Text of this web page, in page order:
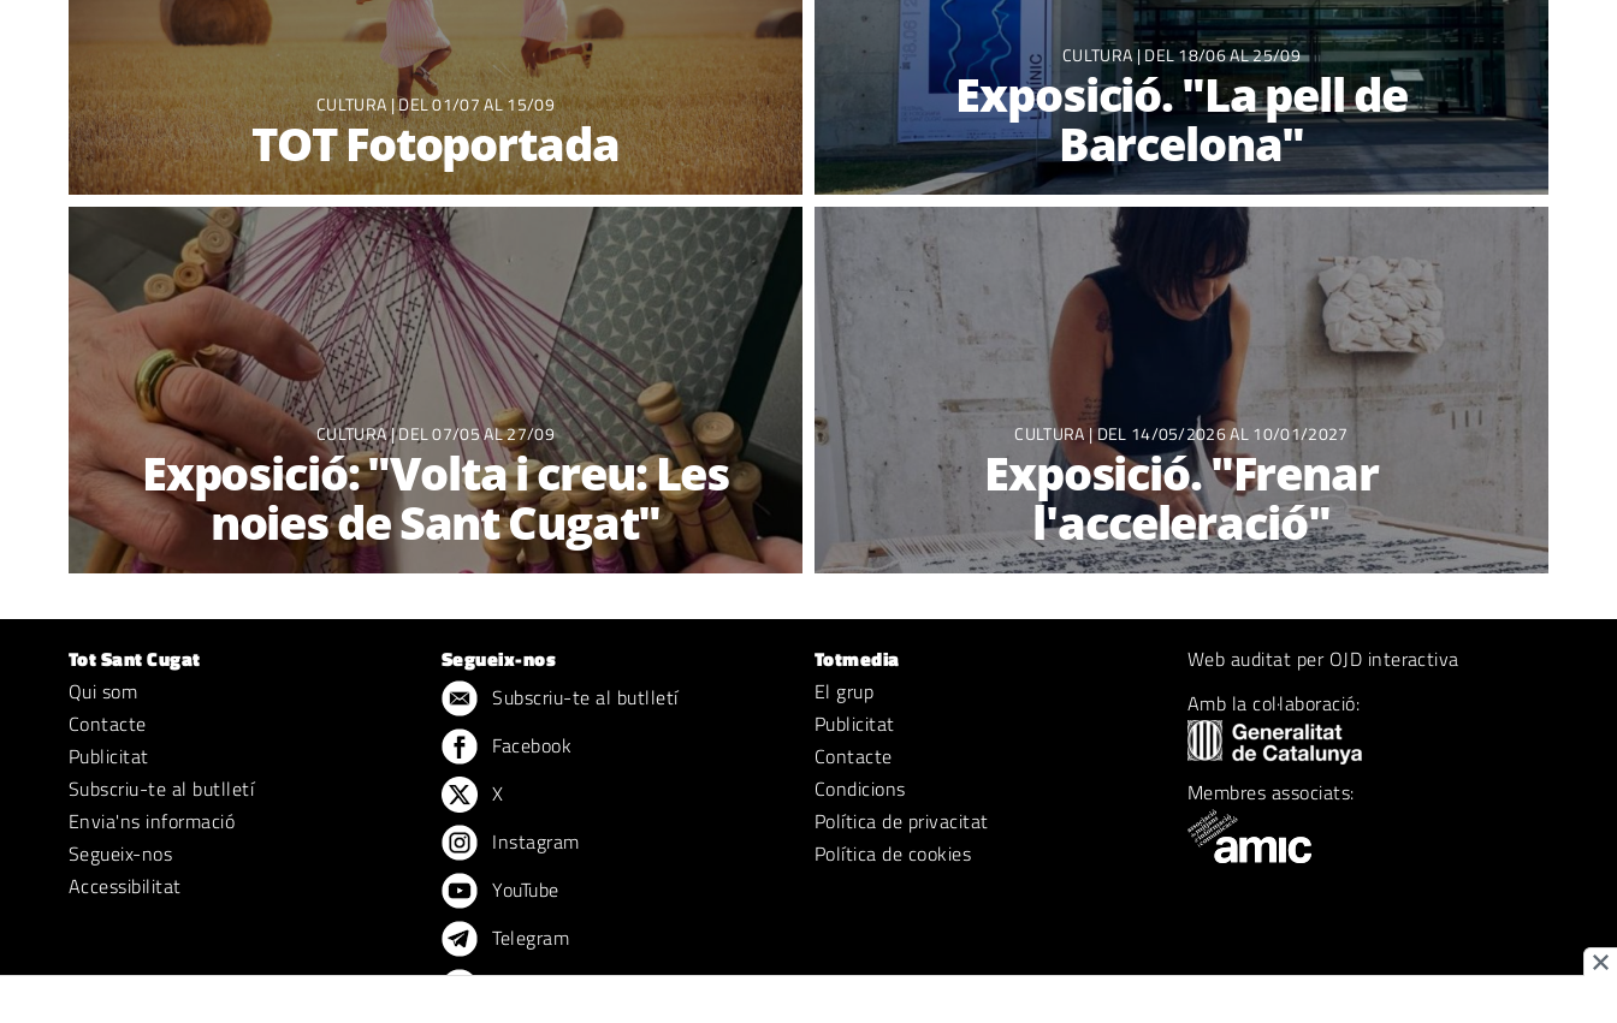
CULTURA | DEL 01/07 AL 15/09
TOT Fotoportada
CULTURA | DEL 18/06 AL 25/09
Exposició. "La pell de
Barcelona"
CULTURA| DEL 07/05 AL 27/09
Exposició: "Volta i creu: Les
noies de Sant Cugat"
CULTURA| DEL 14/05/2026 AL 10/01/2027
Exposició. "Frenar
l'acceleració"
Tot Sant Cugat
Qui som
Contacte
Publicitat
Subscriu-te al butlletí
Envia'ns informació
Segueix-nos
Accessibilitat
Segueix-nos
Subscriu-te al butlletí
Facebook
X
Instagram
YouTube
Telegram
TikTok
Totmedia
El grup
Publicitat
Contacte
Condicions
Política de privacitat
Política de cookies
Web auditat per OJD interactiva
Amb la col·laboració:
Membres associats: